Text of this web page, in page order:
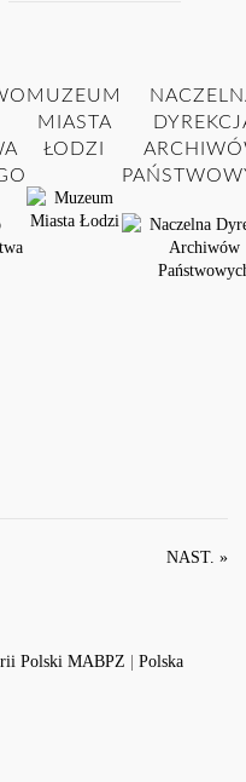
MUZEUM
MIASTA
ŁODZI
NAST. »
Polski MABPZ | Polska